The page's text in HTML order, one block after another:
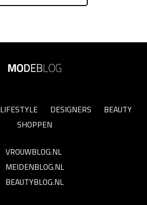
LIFESTYLE DESIGNERS
BEAUTY
SHOPPEN
VROUWBLOG.NL
MEIDENBLOG.NL
BEAUTYBLOG.NL